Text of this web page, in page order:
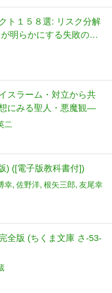
ト１５８選: リスク分解
明らかにする失敗の本
リスクマネジメント)
スラーム・対立から共
にみる聖人・悪魔観―
二
) ([電子版教科書付])
幸 佐野洋 根矢三郎 友尾幸
全版 (ちくま文庫 さ-53-